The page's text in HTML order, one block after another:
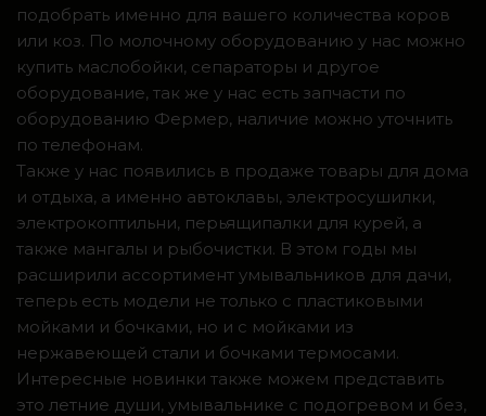
подобрать именно для вашего количества коров
или коз. По молочному оборудованию у нас можно
купить маслобойки, сепараторы и другое
оборудование, так же у нас есть запчасти по
оборудованию Фермер, наличие можно уточнить
по телефонам.
Также у нас появились в продаже товары для дома
и отдыха, а именно автоклавы, электросушилки,
электрокоптильни, перьящипалки для курей, а
также мангалы и рыбочистки. В этом годы мы
расширили ассортимент умывальников для дачи,
теперь есть модели не только с пластиковыми
мойками и бочками, но и с мойками из
нержавеющей стали и бочками термосами.
Интересные новинки также можем представить
это летние души, умывальнике с подогревом и без,